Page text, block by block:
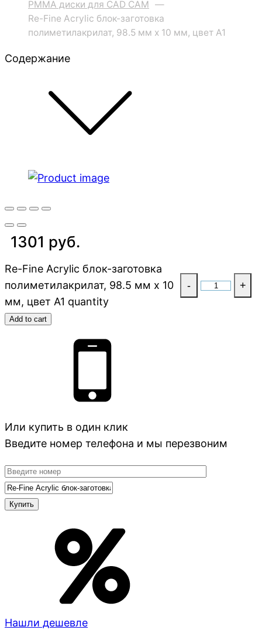
PMMA диски для CAD CAM —
Re-Fine Acrylic блок-заготовка
полиметилакрилат, 98.5 мм x 10 мм, цвет A1
Содержание
1301 руб.
Re-Fine Acrylic блок-заготовка
полиметилакрилат, 98.5 мм x 10
мм, цвет A1 quantity
- +
Add to cart
Или купить в один клик
Введите номер телефона и мы перезвоним
Нашли дешевле